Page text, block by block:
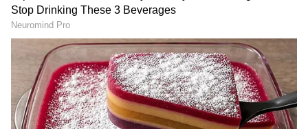
கருப்பாகி விட்டதா? இதோ சூப்பர் வழி
இருக்கே!
கோடை வெப்பத்தில் இருந்து உடலை
காக்கும் சிறந்த 5 இயற்கை பானங்கள்
3
5